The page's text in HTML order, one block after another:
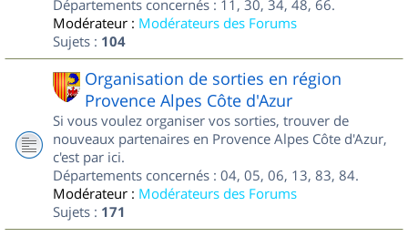
Départements concernés : 11, 30, 34, 48, 66.
Modérateur : Modérateurs des Forums
Sujets : 104
Organisation de sorties en région
Provence Alpes Côte d'Azur
Si vous voulez organiser vos sorties, trouver de
nouveaux partenaires en Provence Alpes Côte d'Azur,
c'est par ici.
Départements concernés : 04, 05, 06, 13, 83, 84.
Modérateur : Modérateurs des Forums
Sujets : 171